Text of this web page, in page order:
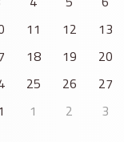
11 12 13
18 19 20
25 26 27
1 2 3